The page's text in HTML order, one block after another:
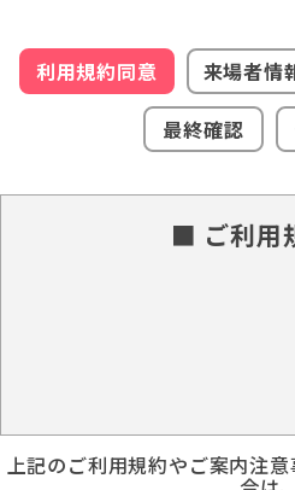
利用規約同意 来場者情
最終確認
■ ご利用
上記のご利用規約やご案内注